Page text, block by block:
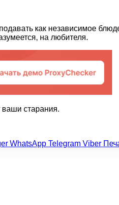
как независимое
на любителя.
старания.
WhatsApp Telegram Viber